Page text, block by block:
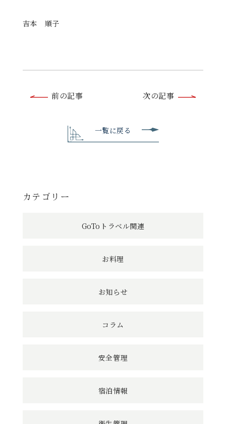
吉本 順子
へ
前の記事 次の記事
一覧に戻る
カテゴリー
GoToトラベル関連
お料理
お知らせ
コラム
安全管理
宿泊情報